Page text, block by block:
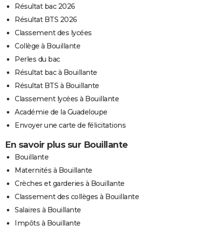
Résultat bac 2026
Résultat BTS 2026
Classement des lycées
Collège à Bouillante
Perles du bac
Résultat bac à Bouillante
Résultat BTS à Bouillante
Classement lycées à Bouillante
Académie de la Guadeloupe
Envoyer une carte de félicitations
En savoir plus sur Bouillante
Bouillante
Maternités à Bouillante
Crèches et garderies à Bouillante
Classement des collèges à Bouillante
Salaires à Bouillante
Impôts à Bouillante